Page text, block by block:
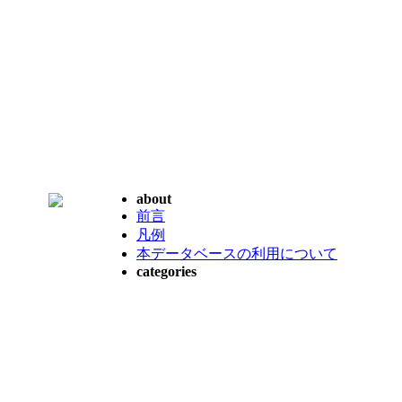
about
前言
凡例
本データベースの利用について
categories